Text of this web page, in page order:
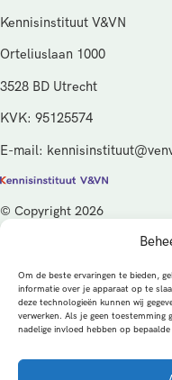
Om de beste ervaringen te bieden,
informatie over je apparaat op te
deze technologieën kunnen wij
verwerken. Als je geen
nadelige invloed hebben op
Kennisinstituut V&VN
Orteliuslaan 1000
3528 BD Utrecht
KVK: 95125574
E-mail:
© Copyright 2026
De activiteiten van het
vanuit de kwaliteitsgelden
Welzijn en Sport (VWS),
PrivacybeleidCookies